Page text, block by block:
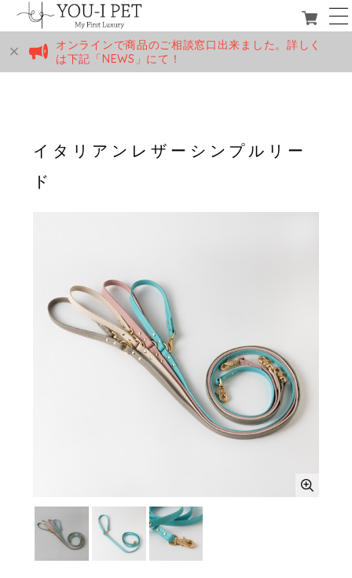
オンラインで商品のご相談窓口出来ました。詳しく
は下記「NEWS」にて！
イタリアンレザーシンプルリー
ド